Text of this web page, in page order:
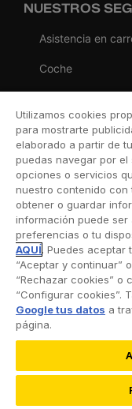
NUESTROS
Asistencia en
Coche
Viaje
Hogar
Vida
Decesos
Dental
Deportivo
Esquí
Utilizamos cookies
para mostrarte
elaborado a partir de
puedas navegar por
opciones o servicios
nuestro contenido con
obtener o guardar
información puede
preferencias o tu
AQUÍ. Puedes aceptar
“Aceptar y continuar”
“Rechazar cookies” o
“Configurar cookies”.
Google tus datos a
página.